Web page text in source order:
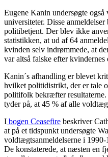
Eugene Kanin undersøgte
universiteter. Disse
politibetjent. Der blev ikke
statistikken, at ud af 64
kvinden selv indrømmede, at
var altså falske efter kvindernes
Kanin´s afhandling er blevet
hvilket politidistrikt, der er tale
politifolk bekræfter resultaterne.
tyder på, at 45 % af alle
I bogen Ceasefire beskriver
at på et tidspunkt undersøgte
voldtægtsanmeldelserne i
De konstaterede, at næsten en